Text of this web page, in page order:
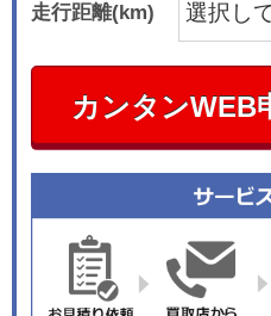
走行距離(km)
カンタンWEB